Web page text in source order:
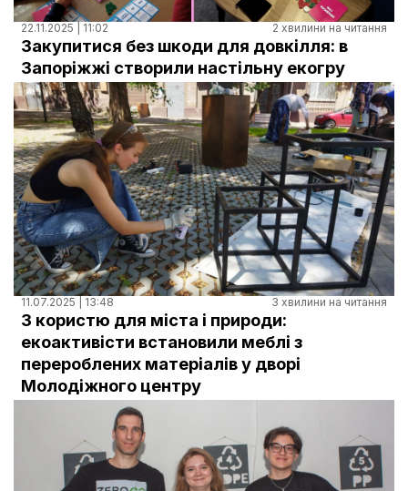
22.11.2025 | 11:02 2 хвилини на читання
Закупитися без шкоди для довкілля: в
Запоріжжі створили настільну екогру
11.07.2025 | 13:48 3 хвилини на читання
З користю для міста і природи:
екоактивісти встановили меблі з
перероблених матеріалів у дворі
Молодіжного центру